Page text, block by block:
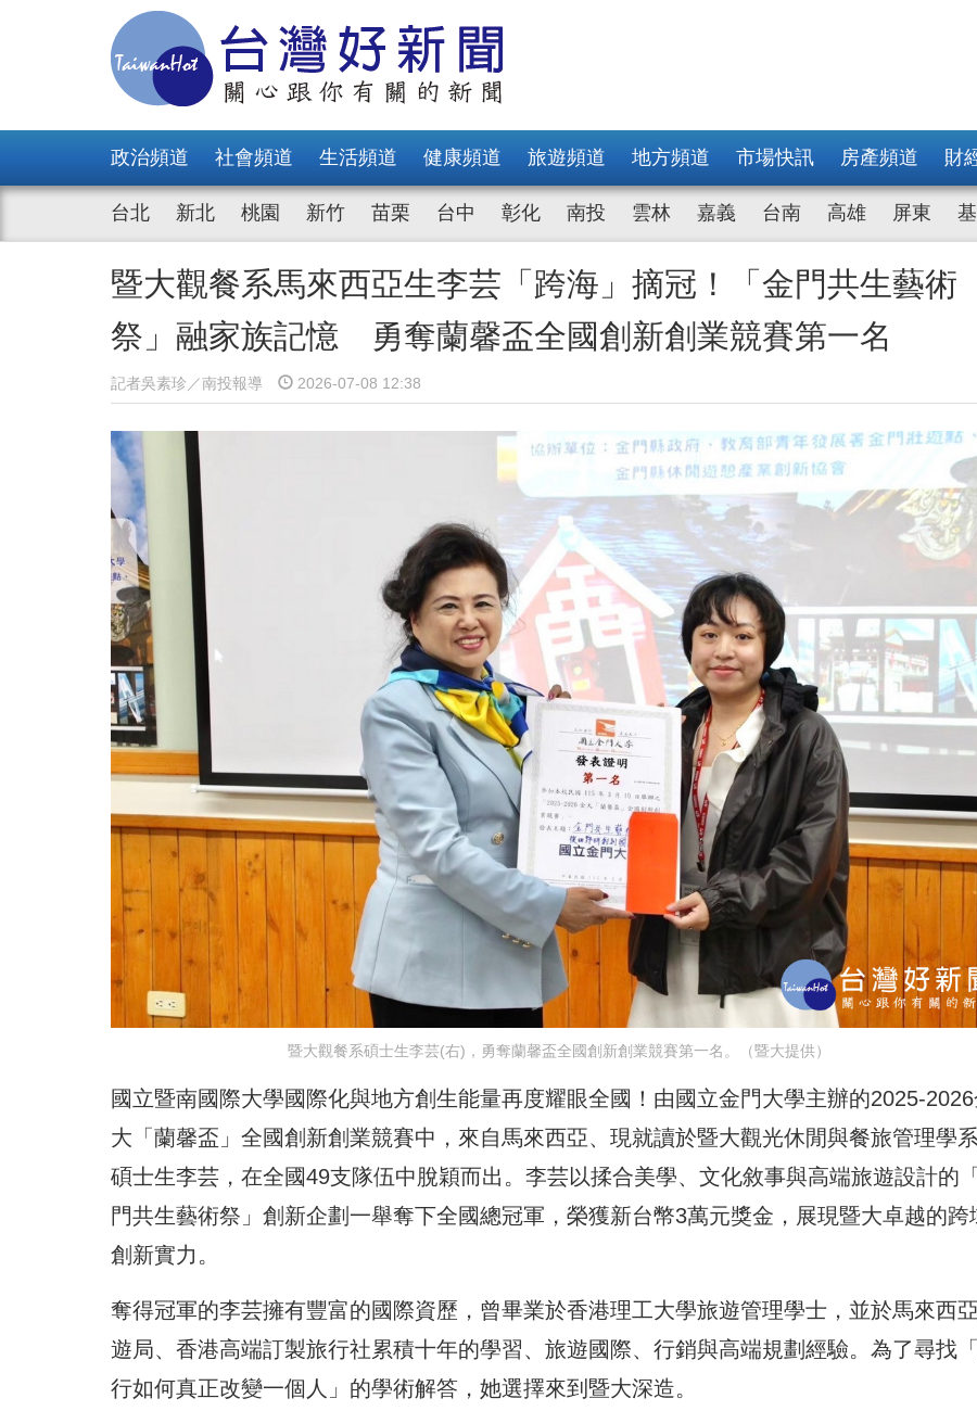
政治頻道 社會頻道 生活頻道 健康頻道 旅遊頻道 地方頻道 市場快訊 房產頻道 財
台北 新北 桃園 新竹 苗栗 台中 彰化 南投 雲林 嘉義 台南 高雄 屏東
暨大觀餐系馬來西亞生李芸「跨海」摘冠！「金門共生藝術
祭」融家族記憶 勇奪蘭馨盃全國創新創業競賽第一名
記者吳素珍／南投報導 2026-07-08 12:38
暨大觀餐系碩士生李芸(右)，勇奪蘭馨盃全國創新創業競賽第一名。（暨大提供）
國立暨南國際大學國際化與地方創生能量再度耀眼全國！由國立金門大學主辦的2025-
大「蘭馨盃」全國創新創業競賽中，來自馬來西亞、現就讀於暨大觀光休閒與餐旅管理學
碩士生李芸，在全國49支隊伍中脫穎而出。李芸以揉合美學、文化敘事與高端旅遊設計的
門共生藝術祭」創新企劃一舉奪下全國總冠軍，榮獲新台幣3萬元獎金，展現暨大卓越的跨
創新實力。
奪得冠軍的李芸擁有豐富的國際資歷，曾畢業於香港理工大學旅遊管理學士，並於馬來西
遊局、香港高端訂製旅行社累積十年的學習、旅遊國際、行銷與高端規劃經驗。為了尋找
行如何真正改變一個人」的學術解答，她選擇來到暨大深造。